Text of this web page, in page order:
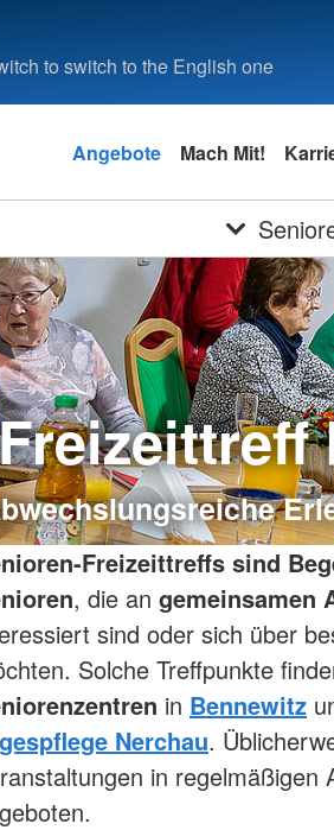
to switch to the English one
Angebote Mach Mit!
Freizeittreffs sind
, die an gemeinsamen
sind oder sich über
Solche Treffpunkte
in Bennewitz
Nerchau.
in regelmäßigen